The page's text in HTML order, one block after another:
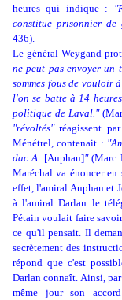
heures qui indique :
constitue prisonnier de
436).
Le général Weygand
ne peut pas envoyer un
sommes fous de vouloir
l'on se batte à 14
politique de Laval."
"révoltés"réagissent
Ménétrel, contenait :
dac A.
[Auphan]"(Marc
Maréchal va énoncer
effet, l'amiral Auphan et
à l'amiral Darlan le
Pétain voulait faire
ce qu'il pensait. Il
secrètement des
répond que c'est
Darlan connaît. Ainsi,
même jour son